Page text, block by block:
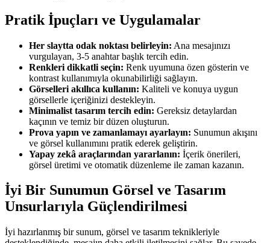
Pratik İpuçları ve Uygulamalar
Her slaytta odak noktası belirleyin: Ana mesajınızı
vurgulayan, 3-5 anahtar başlık tercih edin.
Renkleri dikkatli seçin: Renk uyumuna özen gösterin ve
kontrast kullanımıyla okunabilirliği sağlayın.
Görselleri akıllıca kullanın: Kaliteli ve konuya uygun
görsellerle içeriğinizi destekleyin.
Minimalist tasarım tercih edin: Gereksiz detaylardan
kaçının ve temiz bir düzen oluşturun.
Prova yapın ve zamanlamayı ayarlayın: Sunumun akışını
ve görsel kullanımını pratik ederek geliştirin.
Yapay zekâ araçlarından yararlanın: İçerik önerileri,
görsel üretimi ve otomatik düzenleme ile zaman kazanın.
İyi Bir Sunumun Görsel ve Tasarım
Unsurlarıyla Güçlendirilmesi
İyi hazırlanmış bir sunum, görsel ve tasarım teknikleriyle